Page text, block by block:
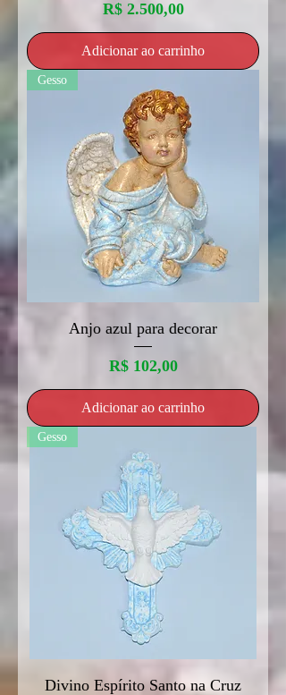
Preço
R$ 2.500,00
Adicionar ao carrinho
Gesso
Anjo azul para decorar
Preço
R$ 102,00
Adicionar ao carrinho
Gesso
Divino Espírito Santo na Cruz